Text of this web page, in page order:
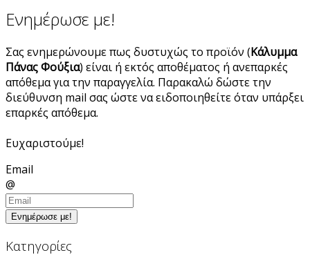
Ενημέρωσε με!
Σας ενημερώνουμε πως δυστυχώς το προϊόν (Κάλυμμα
Πάνας Φούξια) είναι ή εκτός αποθέματος ή ανεπαρκές
απόθεμα για την παραγγελία. Παρακαλώ δώστε την
διεύθυνση mail σας ώστε να ειδοποιηθείτε όταν υπάρξει
επαρκές απόθεμα.
Ευχαριστούμε!
Email
@
Ενημέρωσε με!
Κατηγορίες